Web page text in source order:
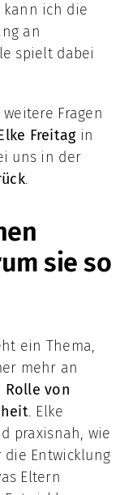
kann ich die
an
spielt dabei
Fragen
Freitagin
uns in der
.
sie so
ein Thema,
mehr an
Rolle von
. Elke
praxisnah, wie
Entwicklung
Eltern